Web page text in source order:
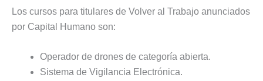
Los cursos para titulares de Volver al Trabajo anunciados
por Capital Humano son:
Operador de drones de categoría abierta.
Sistema de Vigilancia Electrónica.